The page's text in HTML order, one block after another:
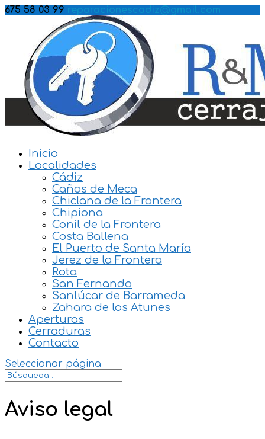
675 58 03 99 reparacionescadiz@gmail.com
Inicio
Localidades
Cádiz
Caños de Meca
Chiclana de la Frontera
Chipiona
Conil de la Frontera
Costa Ballena
El Puerto de Santa María
Jerez de la Frontera
Rota
San Fernando
Sanlúcar de Barrameda
Zahara de los Atunes
Aperturas
Cerraduras
Contacto
Seleccionar página
Aviso legal